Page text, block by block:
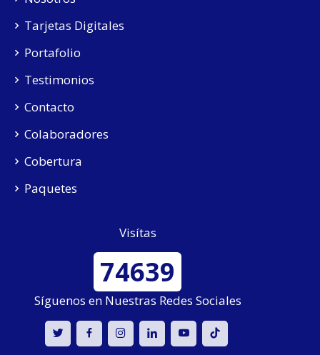
Tarjetas Digitales
Portafolio
Testimonios
Contacto
Colaboradores
Cobertura
Paquetes
Visítas
74639
Síguenos en Nuestras Redes Sociales